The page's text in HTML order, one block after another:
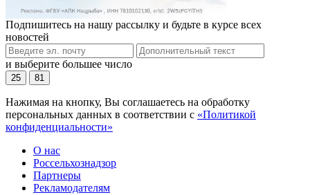
Подпишитесь на нашу рассылку и будьте в курсе всех
новостей
и выберите большее число
25 81
Нажимая на кнопку, Вы соглашаетесь на обработку
персональных данных в соответствии с «Политикой
конфиденциальности»
О нас
Россельхознадзор
Партнеры
Рекламодателям